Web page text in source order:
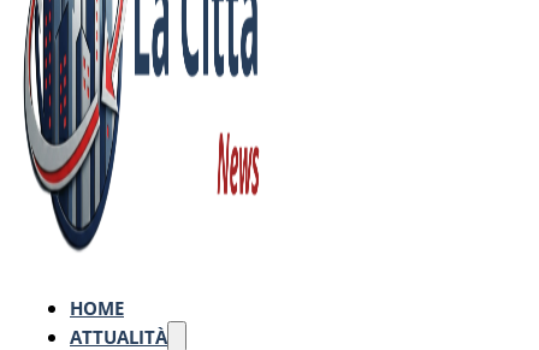
HOME
ATTUALITÀ